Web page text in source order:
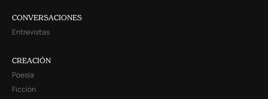
CONVERSACIONES
Entrevistas
CREACIÓN
Poesía
Ficción